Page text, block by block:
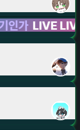
LIVE LIVE